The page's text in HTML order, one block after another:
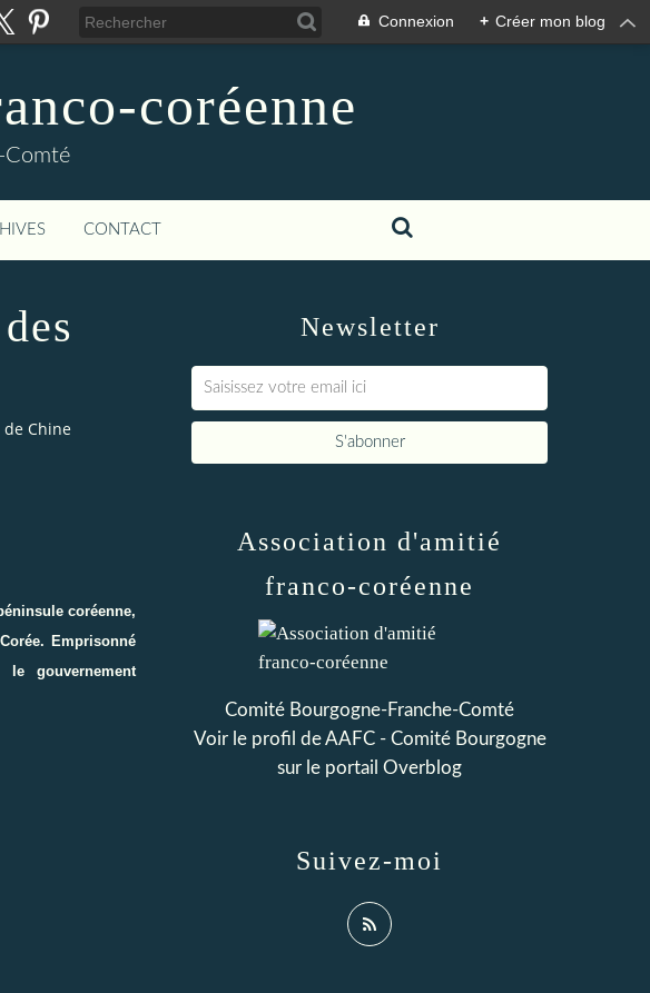
Connexion + Créer mon blog
coréenne
Comté
CONTACT
de Chine
coréenne,
Emprisonné
gouvernement
Newsletter
Association d'amitié
franco-coréenne
Comité Bourgogne-Franche-Comté
Voir le profil deAAFC - Comité Bourgogne
sur le portail Overblog
Suivez-moi